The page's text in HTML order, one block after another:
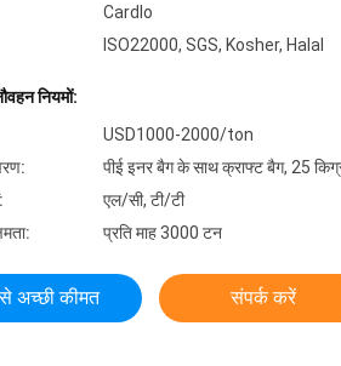
Cardlo
ISO22000, SGS, Kosher, Halal
नियमों:
USD1000-2000/ton
पीई इनर बैग के साथ क्राफ्ट बैग, 25
एल/सी, टी/टी
प्रति माह 3000 टन
अच्छी कीमत संपर्क करें